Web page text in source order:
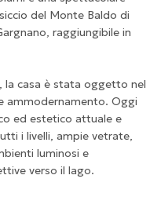
del Monte Baldo di
raggiungibile in
la casa è stata oggetto nel
ammodernamento. Oggi
ed estetico attuale e
i livelli, ampie vetrate,
luminosi e
verso il lago.